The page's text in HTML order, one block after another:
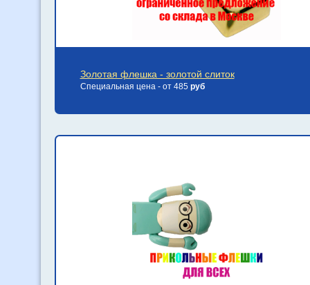
Золотая флешка - золотой слиток
Специальная цена - от 485 руб